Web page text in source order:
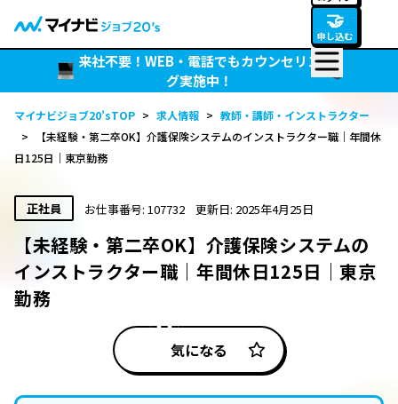
🤝
申し込む
来社不要！WEB・電話でもカウンセリン
グ実施中！
マイナビジョブ20’sTOP > 求人情報 > 教師・講師・インストラクター
>
【未経験・第二卒OK】介護保険システムのインストラクター職｜年間休
日125日｜東京勤務
正社員 お仕事番号: 107732 更新日: 2025年4月25日
【未経験・第二卒OK】介護保険システムの
インストラクター職｜年間休日125日｜東京
勤務
気になる